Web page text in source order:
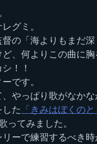
グミ。
の「海よりもまだ深
、何よりこの曲に胸
！！
です。
やっぱり歌がなかな
た 「きみはぼくのと
ってみました。
ーで練習するべき